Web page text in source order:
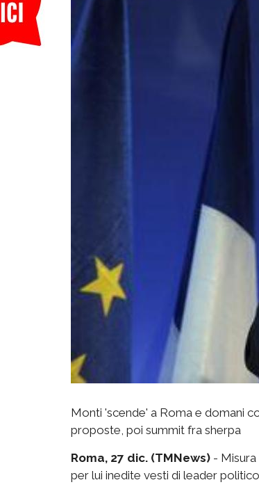
Monti 'scende' a Roma e domani
proposte, poi summit fra sherpa
Roma, 27 dic. (TMNews) -
per lui inedite vesti di leader